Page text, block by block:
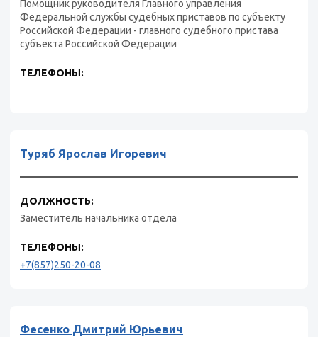
Помощник руководителя Главного управления
Федеральной службы судебных приставов по субъекту
Российской Федерации - главного судебного пристава
субъекта Российской Федерации
ТЕЛЕФОНЫ:
Туряб Ярослав Игоревич
ДОЛЖНОСТЬ:
Заместитель начальника отдела
ТЕЛЕФОНЫ:
+7(857)250-20-08
Фесенко Дмитрий Юрьевич